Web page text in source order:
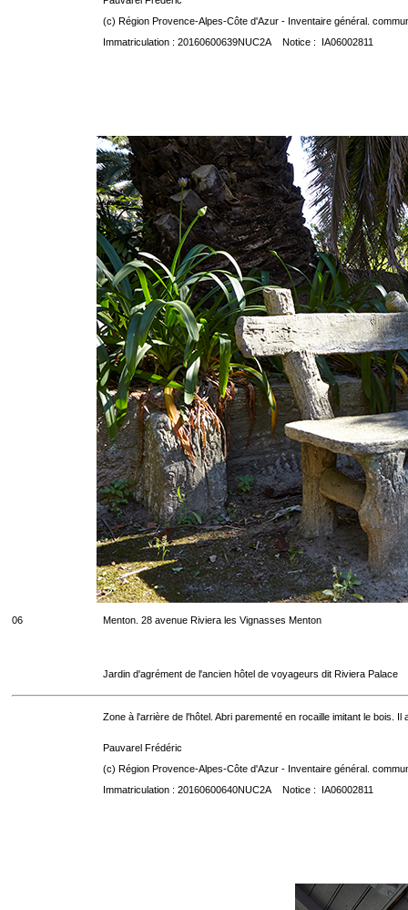
(c) Région Provence-Alpes-Côte d'Azur - Inventaire général.
Immatriculation : 20160600639NUC2A Notice : IA06002811
06 Menton. 28 avenue Riviera les Vignasses Menton
Jardin d'agrément de l'ancien hôtel de voyageurs dit Riviera Palace
Zone à l'arrière de l'hôtel. Abri parementé en rocaille imitant le bois.
Pauvarel Frédéric
(c) Région Provence-Alpes-Côte d'Azur - Inventaire général.
Immatriculation : 20160600640NUC2A Notice : IA06002811